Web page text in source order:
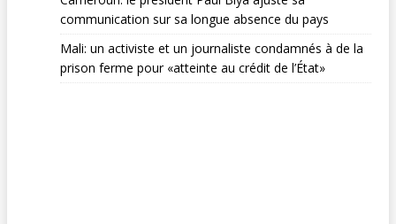
communication sur sa longue absence du pays
Mali: un activiste et un journaliste condamnés à de la
prison ferme pour «atteinte au crédit de l’État»